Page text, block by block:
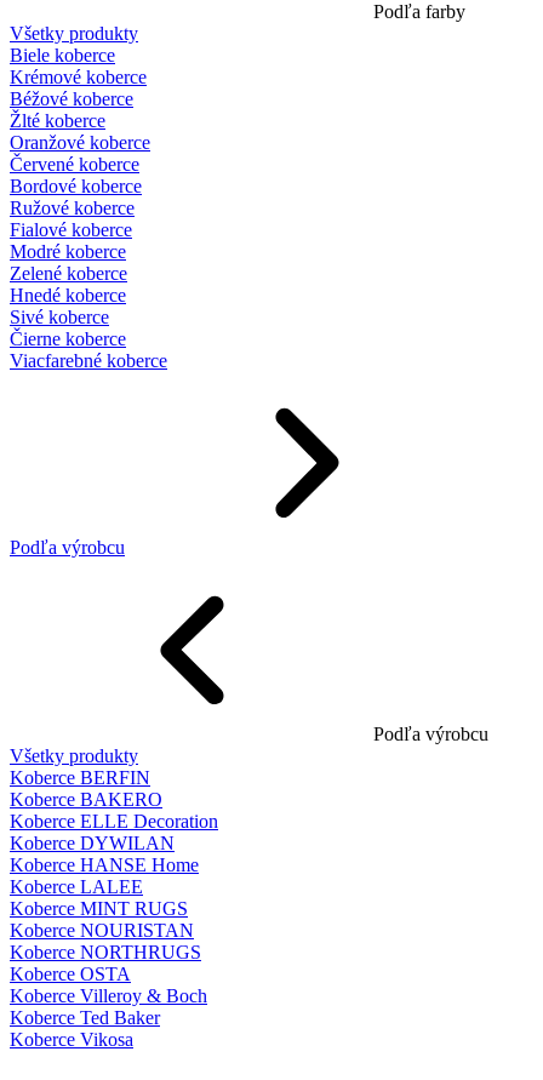
Podľa farby
Všetky produkty
Biele koberce
Krémové koberce
Béžové koberce
Žlté koberce
Oranžové koberce
Červené koberce
Bordové koberce
Ružové koberce
Fialové koberce
Modré koberce
Zelené koberce
Hnedé koberce
Sivé koberce
Čierne koberce
Viacfarebné koberce
Podľa výrobcu
Podľa výrobcu
Všetky produkty
Koberce BERFIN
Koberce BAKERO
Koberce ELLE Decoration
Koberce DYWILAN
Koberce HANSE Home
Koberce LALEE
Koberce MINT RUGS
Koberce NOURISTAN
Koberce NORTHRUGS
Koberce OSTA
Koberce Villeroy & Boch
Koberce Ted Baker
Koberce Vikosa